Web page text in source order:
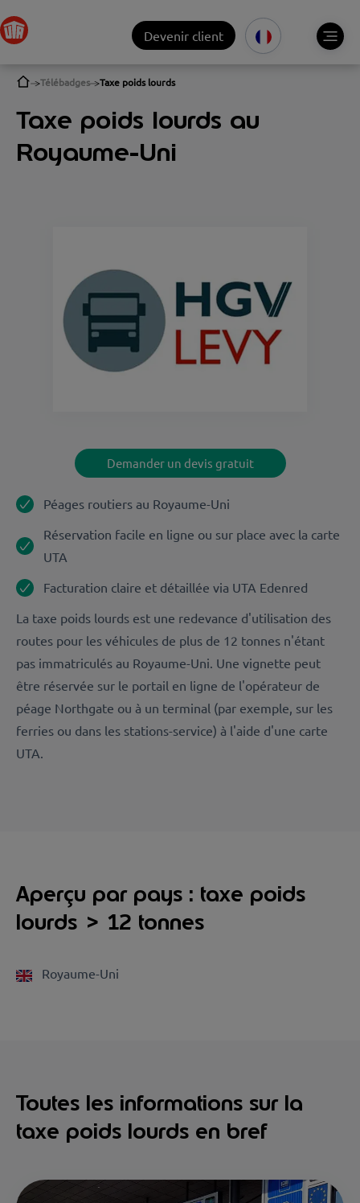
Devenir client
Télébadges Taxe poids lourds
Taxe poids lourds au
Royaume-Uni
Demander un devis gratuit
Péages routiers au Royaume-Uni
Réservation facile en ligne ou sur place avec la carte
UTA
Facturation claire et détaillée via UTA Edenred
La taxe poids lourds est une redevance d'utilisation des
routes pour les véhicules de plus de 12 tonnes n'étant
pas immatriculés au Royaume-Uni. Une vignette peut
être réservée sur le portail en ligne de l'opérateur de
péage Northgate ou à un terminal (par exemple, sur les
ferries ou dans les stations-service) à l'aide d'une carte
UTA.
Aperçu par pays : taxe poids
lourds > 12 tonnes
Royaume-Uni
Toutes les informations sur la
taxe poids lourds en bref